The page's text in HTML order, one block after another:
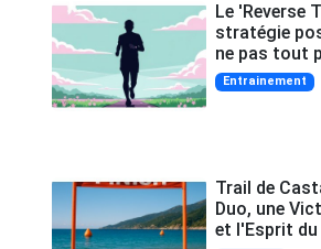
Le 'Reverse
stratégie
ne pas tout
Entrainement
Trail de
Duo, une
et l'Esprit